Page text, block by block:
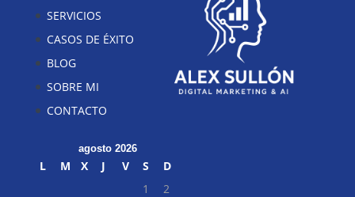
SERVICIOS
CASOS DE ÉXITO
BLOG
SOBRE MI
CONTACTO
agosto 2026
L M X J V S
D
1
2